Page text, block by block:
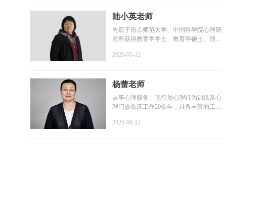
陆小英老师
先后于南京师范大学、中国科学院心理研
究所获得教育学学士、教育学硕士、理学
2026-06-12
杨蕾老师
从事心理服务、飞行员心理行为训练及心
理门诊临床工作20余年，具备丰富的工作
2026-06-12